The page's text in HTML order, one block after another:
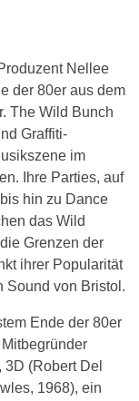
Nellee
der 80er aus dem
The Wild Bunch
Graffiti-
im
Ihre Parties, auf
bis hin zu Dance
das Wild
Grenzen der
ihrer Popularität
Sound von Bristol.
Ende der 80er
(Robert Del
1968), ein